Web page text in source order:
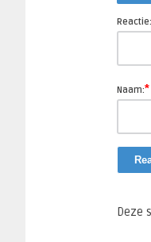
Reactie:
Naam:*
Deze